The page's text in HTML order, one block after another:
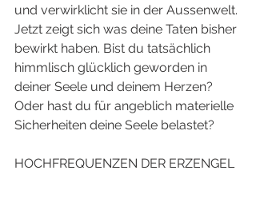
und verwirklicht sie in der Aussenwelt.
Jetzt zeigt sich was deine Taten bisher
bewirkt haben. Bist du tatsächlich
himmlisch glücklich geworden in
deiner Seele und deinem Herzen?
Oder hast du für angeblich materielle
Sicherheiten deine Seele belastet?
HOCHFREQUENZEN DER ERZENGEL